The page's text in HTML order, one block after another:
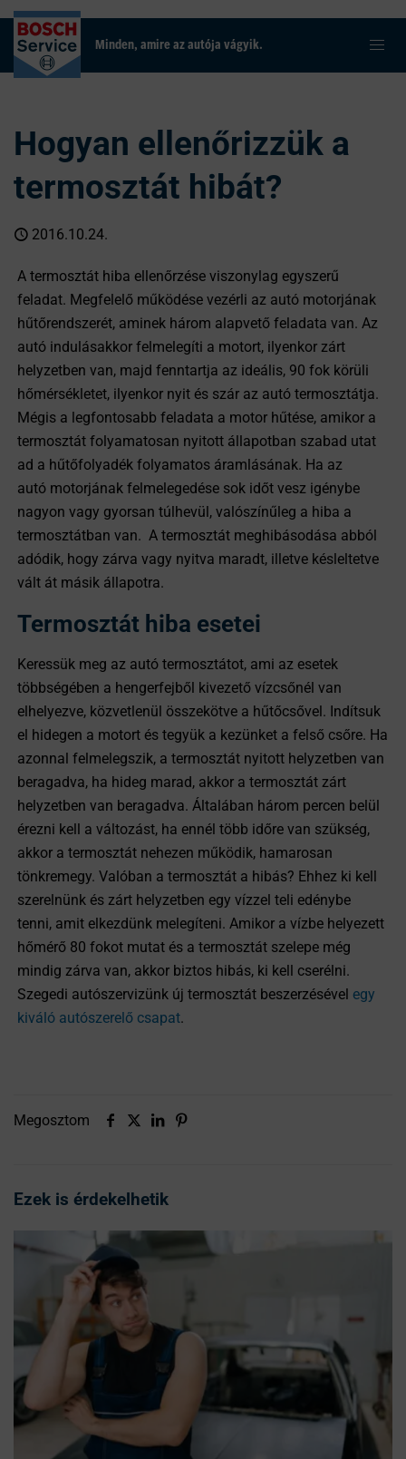
Minden, amire az autója vágyik.
Hogyan ellenőrizzük a
termosztát hibát?
2016.10.24.
A termosztát hiba ellenőrzése viszonylag egyszerű
feladat. Megfelelő működése vezérli az autó motorjának
hűtőrendszerét, aminek három alapvető feladata van. Az
autó indulásakkor felmelegíti a motort, ilyenkor zárt
helyzetben van, majd fenntartja az ideális, 90 fok körüli
hőmérsékletet, ilyenkor nyit és szár az autó termosztátja.
Mégis a legfontosabb feladata a motor hűtése, amikor a
termosztát folyamatosan nyitott állapotban szabad utat
ad a hűtőfolyadék folyamatos áramlásának. Ha az
autó motorjának felmelegedése sok időt vesz igénybe
nagyon vagy gyorsan túlhevül, valószínűleg a hiba a
termosztátban van. A termosztát meghibásodása abból
adódik, hogy zárva vagy nyitva maradt, illetve késleltetve
vált át másik állapotra.
Termosztát hiba esetei
Keressük meg az autó termosztátot, ami az esetek
többségében a hengerfejből kivezető vízcsőnél van
elhelyezve, közvetlenül összekötve a hűtőcsővel. Indítsuk
el hidegen a motort és tegyük a kezünket a felső csőre. Ha
azonnal felmelegszik, a termosztát nyitott helyzetben van
beragadva, ha hideg marad, akkor a termosztát zárt
helyzetben van beragadva. Általában három percen belül
érezni kell a változást, ha ennél több időre van szükség,
akkor a termosztát nehezen működik, hamarosan
tönkremegy. Valóban a termosztát a hibás? Ehhez ki kell
szerelnünk és zárt helyzetben egy vízzel teli edénybe
tenni, amit elkezdünk melegíteni. Amikor a vízbe helyezett
hőmérő 80 fokot mutat és a termosztát szelepe még
mindig zárva van, akkor biztos hibás, ki kell cserélni.
Szegedi autószervizünk új termosztát beszerzésével egy
kiváló autószerelő csapat.
Megosztom
Ezek is érdekelhetik